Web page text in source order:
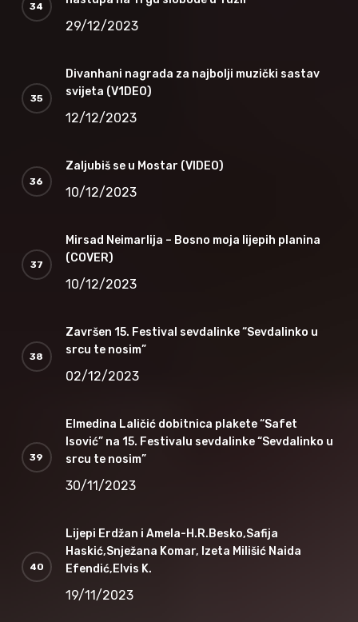
29/12/2023
Divanhani nagrada za najbolji muzički sastav
svijeta (V1DEO)
12/12/2023
Zaljubiš se u Mostar (VIDEO)
10/12/2023
Mirsad Neimarlija – Bosno moja lijepih planina
(COVER)
10/12/2023
Završen 15. Festival sevdalinke “Sevdalinko u
srcu te nosim”
02/12/2023
Elmedina Laličić dobitnica plakete “Safet
Isović” na 15. Festivalu sevdalinke “Sevdalinko u
srcu te nosim”
30/11/2023
Lijepi Erdžan i Amela-H.R.Besko,Safija
Haskić,Snježana Komar, Izeta Milišić Naida
Efendić,Elvis K.
19/11/2023